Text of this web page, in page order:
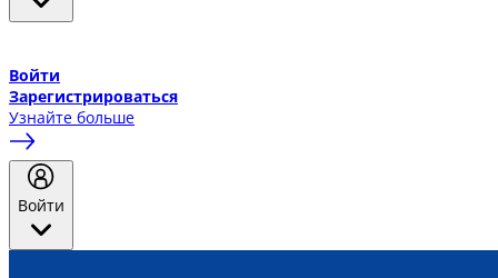
Войти
Зарегистрироваться
Узнайте больше
Войти